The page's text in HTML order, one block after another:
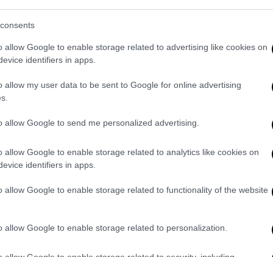
allow Google to enable storage related to advertising like cookies on
identifiers in apps.
allow my user data to be sent to Google for online advertising
allow Google to send me personalized advertising.
allow Google to enable storage related to analytics like cookies on
identifiers in apps.
allow Google to enable storage related to functionality of the website
allow Google to enable storage related to personalization.
2024 παρατηρήθηκε μια μικρή αύξηση με
πνοή στην άσφαλτο ενώ
(547 βαριά και 12.821 ελαφρά).
τα στοιχεία της Διεύθυνσης Τροχαίας
σε σχέση με το 2023 το 2024
5% τα σοβαρά και 2,9% τα ελαφριά.
ανάρτηση του στα μέσα κοινωνικής
Πολίτη, Μιχάλης Χρυσοχοΐδης,
βεβαιώσεις παραβάσεων στην Αττική το
αύξηση 52,96%, με 336.856
αποδοτικότητας της Διεύθυνσης
η ανθρώπινη συμπεριφορά
ατυχημάτων, με την υπερβολική